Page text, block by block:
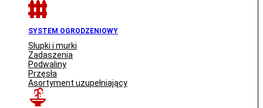
SYSTEM OGRODZENIOWY
Słupki i murki
Zadaszenia
Podwaliny
Przęsła
Asortyment uzupełniający